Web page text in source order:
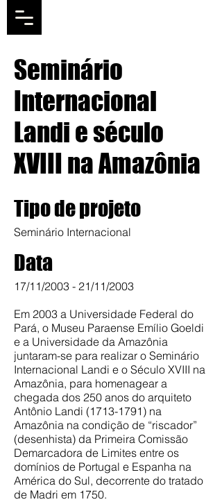
Seminário
Internacional
Landi e século
XVIII na Amazônia
Tipo de projeto
Seminário Internacional
Data
17/11/2003 - 21/11/2003
Em 2003 a Universidade Federal do
Pará, o Museu Paraense Emílio Goeldi
e a Universidade da Amazônia
juntaram-se para realizar o Seminário
Internacional Landi e o Século XVIII na
Amazônia, para homenagear a
chegada dos 250 anos do arquiteto
Antônio Landi (1713-1791) na
Amazônia na condição de “riscador”
(desenhista) da Primeira Comissão
Demarcadora de Limites entre os
domínios de Portugal e Espanha na
América do Sul, decorrente do tratado
de Madri em 1750. ​